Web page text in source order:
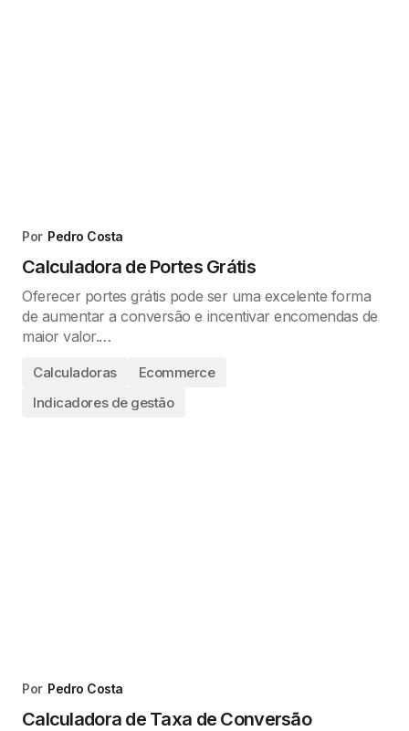
Por Pedro Costa
Calculadora de Portes Grátis
Oferecer portes grátis pode ser uma excelente forma
de aumentar a conversão e incentivar encomendas de
maior valor.…
Calculadoras
Ecommerce
Indicadores de gestão
Por Pedro Costa
Calculadora de Taxa de Conversão